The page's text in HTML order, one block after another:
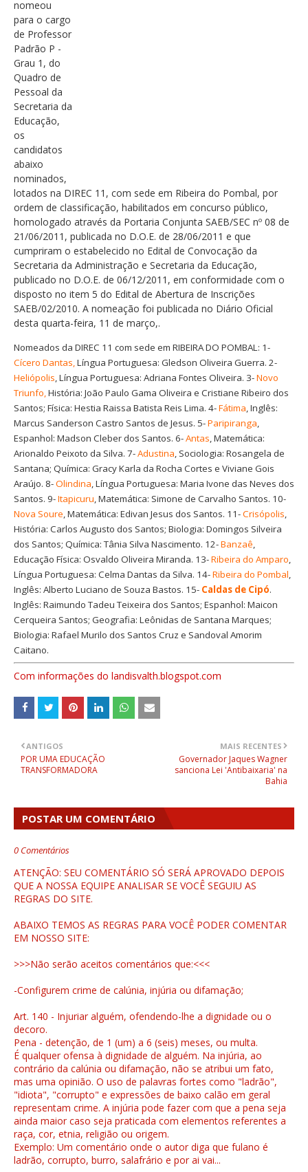
nomeou
para o cargo
de Professor
Padrão P -
Grau 1, do
Quadro de
Pessoal da
Secretaria da
Educação,
os
candidatos
abaixo
nominados,
lotados na DIREC 11, com sede em Ribeira do Pombal, por
ordem de classificação, habilitados em concurso público,
homologado através da Portaria Conjunta SAEB/SEC nº 08 de
21/06/2011, publicada no D.O.E. de 28/06/2011 e que
cumpriram o estabelecido no Edital de Convocação da
Secretaria da Administração e Secretaria da Educação,
publicado no D.O.E. de 06/12/2011, em conformidade com o
disposto no item 5 do Edital de Abertura de Inscrições
SAEB/02/2010. A nomeação foi publicada no Diário Oficial
desta quarta-feira, 11 de março,.
Nomeados da DIREC 11 com sede em RIBEIRA DO POMBAL: 1-
Cícero Dantas,Língua Portuguesa: Gledson Oliveira Guerra. 2-
Heliópolis, Língua Portuguesa: Adriana Fontes Oliveira. 3-Novo
Triunfo,História: João Paulo Gama Oliveira e Cristiane Ribeiro dos
Santos; Física: Hestia Raissa Batista Reis Lima. 4-Fátima, Inglês:
Marcus Sanderson Castro Santos de Jesus. 5-Paripiranga,
Espanhol: Madson Cleber dos Santos. 6-Antas, Matemática:
Arionaldo Peixoto da Silva. 7-Adustina, Sociologia: Rosangela de
Santana; Química: Gracy Karla da Rocha Cortes e Viviane Gois
Araújo. 8-Olindina, Língua Portuguesa: Maria Ivone das Neves dos
Santos. 9-Itapicuru, Matemática: Simone de Carvalho Santos. 10-
Nova Soure, Matemática: Edivan Jesus dos Santos. 11-Crisópolis,
História: Carlos Augusto dos Santos; Biologia: Domingos Silveira
dos Santos; Química: Tânia Silva Nascimento. 12-Banzaê,
Educação Física: Osvaldo Oliveira Miranda. 13-Ribeira do Amparo,
Língua Portuguesa: Celma Dantas da Silva. 14-Ribeira do Pombal,
Inglês: Alberto Luciano de Souza Bastos. 15- Caldas de Cipó.
Inglês: Raimundo Tadeu Teixeira dos Santos; Espanhol: Maicon
Cerqueira Santos; Geografia: Leônidas de Santana Marques;
Biologia: Rafael Murilo dos Santos Cruz e Sandoval Amorim
Caitano.
Com informações do landisvalth.blogspot.com
MAIS RECENTES
Governador Jaques Wagner
sanciona Lei 'Antibaixaria' na
Bahia
ANTIGOS
POR UMA EDUCAÇÃO
TRANSFORMADORA
POSTAR UM COMENTÁRIO
0 Comentários
ATENÇÃO: SEU COMENTÁRIO SÓ SERÁ APROVADO DEPOIS
QUE A NOSSA EQUIPE ANALISAR SE VOCÊ SEGUIU AS
REGRAS DO SITE.
ABAIXO TEMOS AS REGRAS PARA VOCÊ PODER COMENTAR
EM NOSSO SITE:
>>>Não serão aceitos comentários que:<<<
-Configurem crime de calúnia, injúria ou difamação;
Art. 140 - Injuriar alguém, ofendendo-lhe a dignidade ou o
decoro.
Pena - detenção, de 1 (um) a 6 (seis) meses, ou multa.
É qualquer ofensa à dignidade de alguém. Na injúria, ao
contrário da calúnia ou difamação, não se atribui um fato,
mas uma opinião. O uso de palavras fortes como "ladrão",
"idiota", "corrupto" e expressões de baixo calão em geral
representam crime. A injúria pode fazer com que a pena seja
ainda maior caso seja praticada com elementos referentes a
raça, cor, etnia, religião ou origem.
Exemplo: Um comentário onde o autor diga que fulano é
ladrão, corrupto, burro, salafrário e por ai vai...